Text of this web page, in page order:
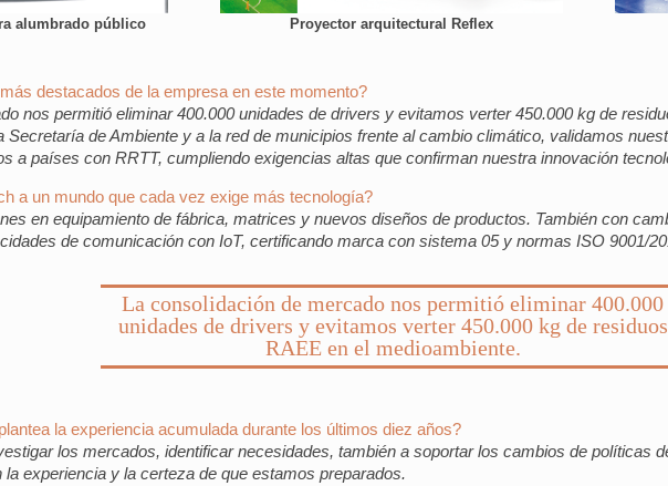
alumbrado público Proyector arquitectural Reflex
destacados de la empresa en este momento?
nos permitió eliminar 400.000 unidades de drivers y evitamos verter 450.000 kg de
Secretaría de Ambiente y a la red de municipios frente al cambio climático, validamos
a países con RRTT, cumpliendo exigencias altas que confirman nuestra innovación
a un mundo que cada vez exige más tecnología?
en equipamiento de fábrica, matrices y nuevos diseños de productos. También con
de comunicación con IoT, certificando marca con sistema 05 y normas ISO 9001/
La consolidación de mercado nos permitió eliminar 400.000
unidades de drivers y evitamos verter 450.000 kg de residuos
RAEE en el medioambiente.
la experiencia acumulada durante los últimos diez años?
los mercados, identificar necesidades, también a soportar los cambios de políticas
experiencia y la certeza de que estamos preparados.